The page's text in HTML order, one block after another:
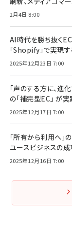
2月4日 8:00
AI時代を勝ち抜く
「Shopify」で実現
2025年12月23日 7:00
「声のする方に、進
の「補完型EC」 が
2025年12月17日 7:00
「所有から利用へ」
ユースビジネスの
2025年12月16日 7:00